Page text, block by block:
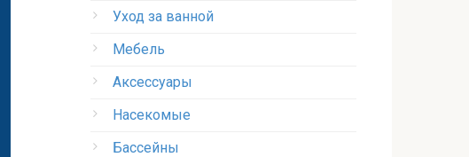
Уход за ванной
Мебель
Аксессуары
Насекомые
Бассейны